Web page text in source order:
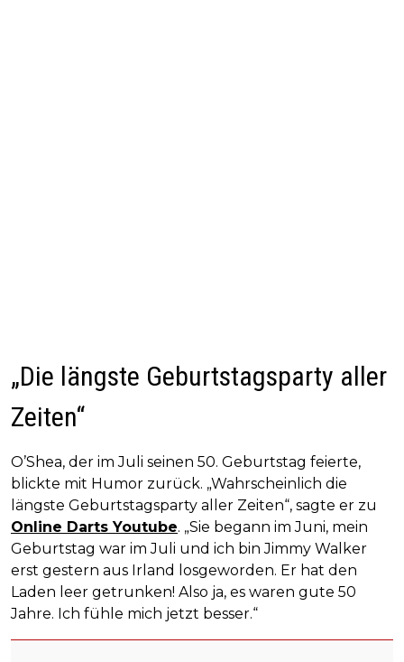
„Die längste Geburtstagsparty aller
Zeiten“
O’Shea, der im Juli seinen 50. Geburtstag feierte,
blickte mit Humor zurück. „Wahrscheinlich die
längste Geburtstagsparty aller Zeiten“, sagte er zu
Online Darts Youtube. „Sie begann im Juni, mein
Geburtstag war im Juli und ich bin Jimmy Walker
erst gestern aus Irland losgeworden. Er hat den
Laden leer getrunken! Also ja, es waren gute 50
Jahre. Ich fühle mich jetzt besser.“